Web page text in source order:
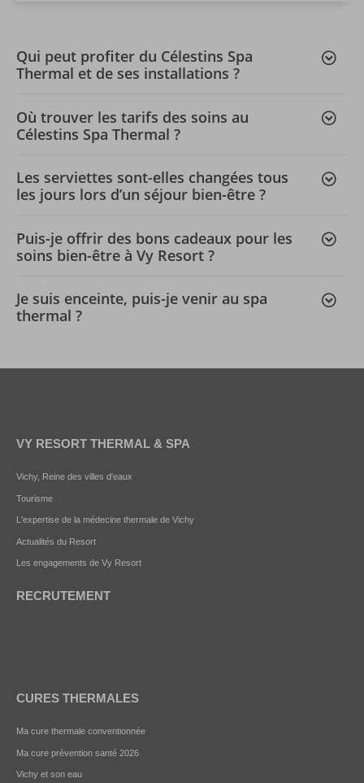
Qui peut profiter du Célestins Spa
Thermal et de ses installations ?
Où trouver les tarifs des soins au
Célestins Spa Thermal ?
Les serviettes sont-elles changées tous
les jours lors d’un séjour bien-être ?
Puis-je offrir des bons cadeaux pour les
soins bien-être à Vy Resort ?
Je suis enceinte, puis-je venir au spa
thermal ?
VY RESORT THERMAL & SPA
Vichy, Reine des villes d'eaux
Tourisme
L'expertise de la médecine thermale de Vichy
Actualités du Resort
Les engagements de Vy Resort
RECRUTEMENT
CURES THERMALES
Ma cure thermale conventionnée
Ma cure prévention santé 2026
Vichy et son eau